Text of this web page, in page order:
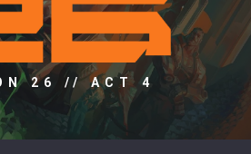
26 // ACT 4